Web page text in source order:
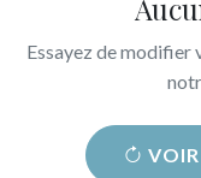
Essayez de modifier